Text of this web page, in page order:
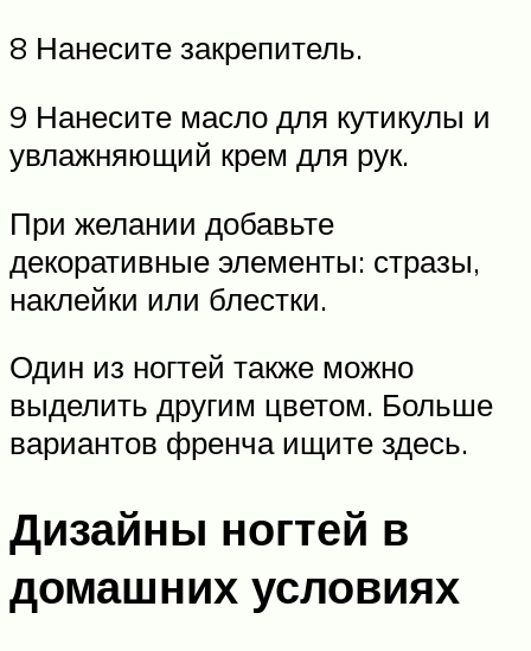
8 Нанесите закрепитель.
9 Нанесите масло для кутикулы и
увлажняющий крем для рук.
При желании добавьте
декоративные элементы: стразы,
наклейки или блестки.
Один из ногтей также можно
выделить другим цветом. Больше
вариантов френча ищите здесь.
Дизайны ногтей в
домашних условиях